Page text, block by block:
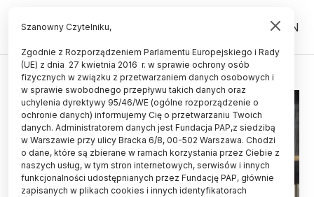
PL EN
NAGRODA IM. PROF. KOTARBIŃSKIEGO
Szanowny Czytelniku,
Zgodnie z Rozporządzeniem Parlamentu Europejskiego i Rady
(UE) z dnia 27 kwietnia 2016 r. w sprawie ochrony osób
fizycznych w związku z przetwarzaniem danych osobowych i
w sprawie swobodnego przepływu takich danych oraz
uchylenia dyrektywy 95/46/WE (ogólne rozporządzenie o
ochronie danych) informujemy Cię o przetwarzaniu Twoich
danych. Administratorem danych jest Fundacja PAP,z siedzibą
w Warszawie przy ulicy Bracka 6/8, 00-502 Warszawa. Chodzi
o dane, które są zbierane w ramach korzystania przez Ciebie z
naszych usług, w tym stron internetowych, serwisów i innych
funkcjonalności udostępnianych przez Fundację PAP, głównie
zapisanych w plikach cookies i innych identyfikatorach